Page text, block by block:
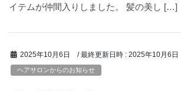
イテムが仲間入りしました。 髪の美し […]
2025年10月6日 / 最終更新日時 : 2025年10月6日
ヘアサロンからのお知らせ